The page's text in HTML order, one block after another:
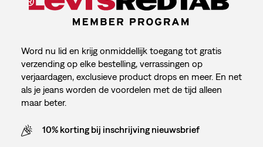
Word nu lid en krijg onmiddellijk toegang tot gratis
verzending op elke bestelling, verrassingen op
verjaardagen, exclusieve product drops en meer. En net
als je jeans worden de voordelen met de tijd alleen
maar beter.
10% korting bij inschrijving nieuwsbrief